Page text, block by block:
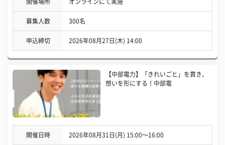
開催場所 オンラインにて実施
募集人数 300名
申込締切 2026年08月27日(木) 14:00
【中部電力】「きれいごと」を貫き、
想いを形にする！中部電
開催日時 2026年08月31日(月) 15:00〜16:00